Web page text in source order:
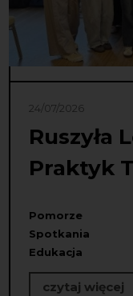
24/07/2026
Ruszyła
Praktyk
Pomorze
Spotkania
Edukacja
czytaj więcej